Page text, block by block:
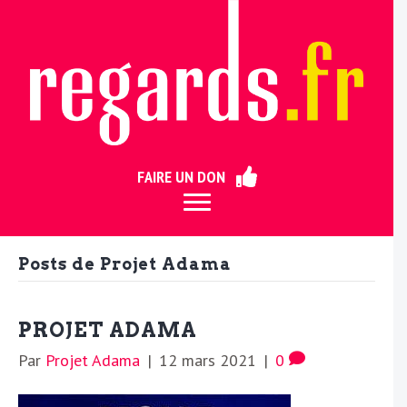
FAIRE UN DON
Posts de Projet Adama
PROJET ADAMA
Par Projet Adama | 12 mars 2021 | 0